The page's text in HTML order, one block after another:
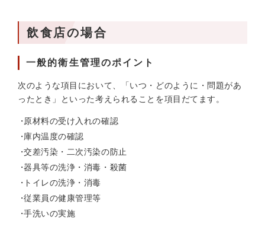
飲食店の場合
一般的衛生管理のポイント
次のような項目において、「いつ・どのように・問題があ
ったとき」といった考えられることを項目だてます。
原材料の受け入れの確認
庫内温度の確認
交差汚染・二次汚染の防止
器具等の洗浄・消毒・殺菌
トイレの洗浄・消毒
従業員の健康管理等
手洗いの実施